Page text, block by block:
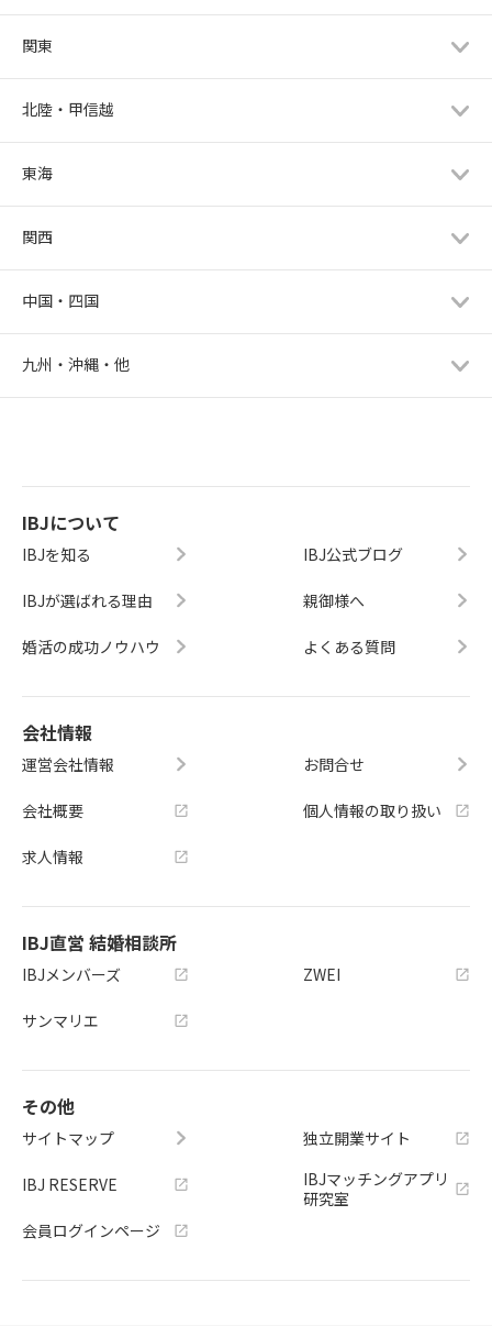
関東
北陸・甲信越
東海
関西
中国・四国
九州・沖縄・他
IBJについて
IBJを知る
IBJが選ばれる理由
婚活の成功ノウハウ
IBJ公式ブログ
親御様へ
よくある質問
会社情報
運営会社情報
会社概要
求人情報
お問合せ
個人情報の取り扱い
IBJ直営 結婚相談所
IBJメンバーズ
サンマリエ
ZWEI
その他
サイトマップ
IBJ RESERVE
会員ログインページ
独立開業サイト
IBJマッチングアプリ
研究室